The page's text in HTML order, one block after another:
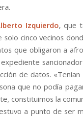
Izquierdo, que
solo cinco vecinos
que obligaron a
de datos.
que no podía
constituimos la
a punto de ser